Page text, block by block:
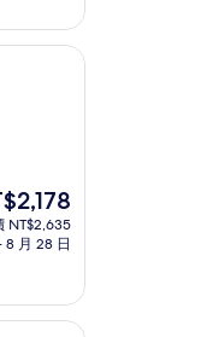
NT$2,635
8 月 28 日